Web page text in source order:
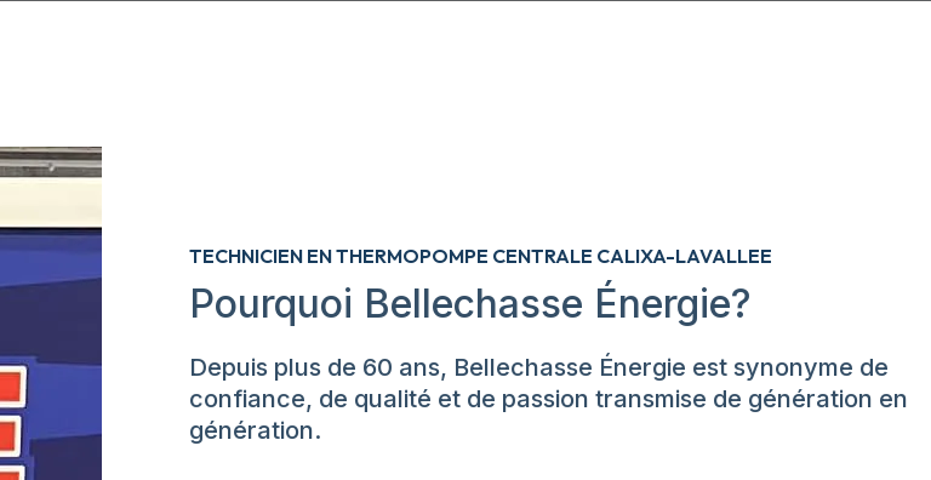
TECHNICIEN EN THERMOPOMPE CENTRALE CALIXA-LAVALLEE
Pourquoi Bellechasse Énergie?
Depuis plus de 60 ans, Bellechasse Énergie est synonyme de
confiance, de qualité et de passion transmise de génération en
génération.